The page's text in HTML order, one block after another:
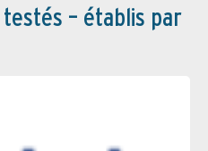
– établis par